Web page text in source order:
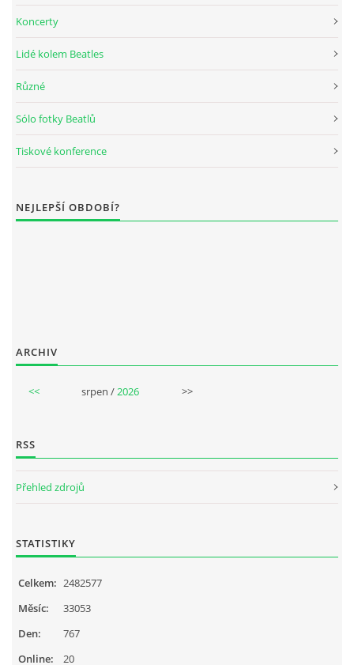
DISKOGRAFIE - BOOTLEGY III
PAUL MCCARTNEY - SINGLY II
PAUL MCCARTNEY - SINGLY III
Koncerty
Lidé kolem Beatles
Různé
Sólo fotky Beatlů
Tiskové konference
NEJLEPŠÍ OBDOBÍ?
ARCHIV
<< srpen /2026 >>
RSS
Přehled zdrojů
STATISTIKY
Online: 20
Celkem: 2482577
Měsíc:
33053
Den:
767